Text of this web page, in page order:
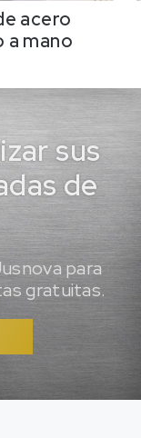
acero
a mano
sus
de
para
gratuitas.